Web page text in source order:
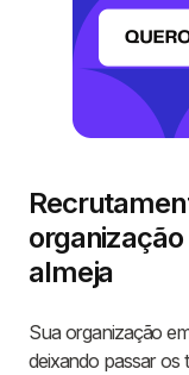
organização
almeja
Sua organização
deixando passar os